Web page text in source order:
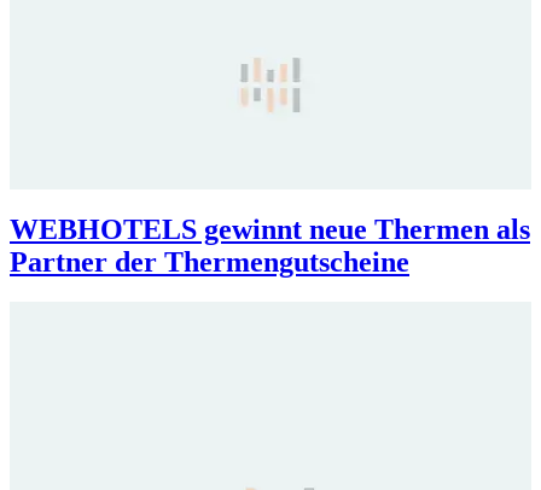
WEBHOTELS gewinnt neue Thermen als
Partner der Thermengutscheine